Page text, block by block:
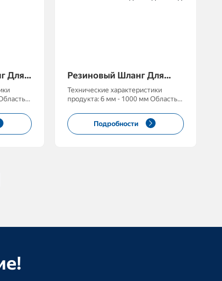
Для
изгиб
Резиновый Шланг Для
Подачи Воды
Технические характеристики
продукта: 6 мм - 1000 мм Область
нефтепроводы, всасывание, изгиб
Размер длины: может быть
изготовлен по требованиям
Подробности